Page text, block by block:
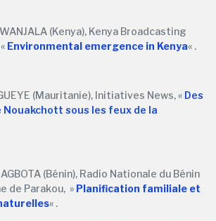
(Kenya), Kenya Broadcasting
Environmental emergence in Kenya« .
(Mauritanie), Initiatives News, « Des
sous les feux de la
(Bénin), Radio Nationale du Bénin
de Parakou, » Planification familiale et
« .